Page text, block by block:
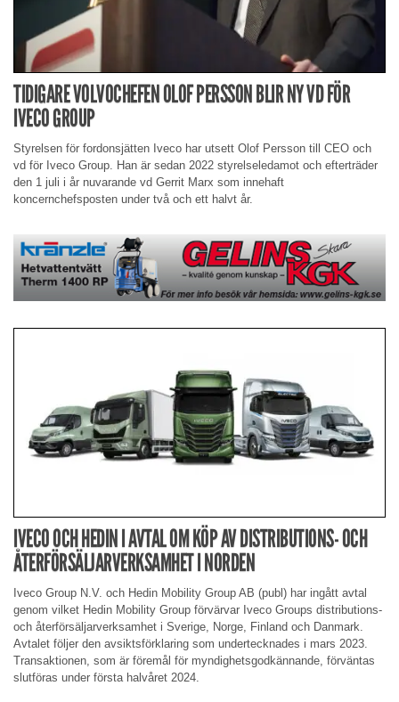
TIDIGARE VOLVOCHEFEN OLOF PERSSON BLIR NY VD FÖR
IVECO GROUP
Styrelsen för fordonsjätten Iveco har utsett Olof Persson till CEO och
vd för Iveco Group. Han är sedan 2022 styrelseledamot och efterträder
den 1 juli i år nuvarande vd Gerrit Marx som innehaft
koncernchefsposten under två och ett halvt år.
IVECO OCH HEDIN I AVTAL OM KÖP AV DISTRIBUTIONS- OCH
ÅTERFÖRSÄLJARVERKSAMHET I NORDEN
Iveco Group N.V. och Hedin Mobility Group AB (publ) har ingått avtal
genom vilket Hedin Mobility Group förvärvar Iveco Groups distributions-
och återförsäljarverksamhet i Sverige, Norge, Finland och Danmark.
Avtalet följer den avsiktsförklaring som undertecknades i mars 2023.
Transaktionen, som är föremål för myndighetsgodkännande, förväntas
slutföras under första halvåret 2024.